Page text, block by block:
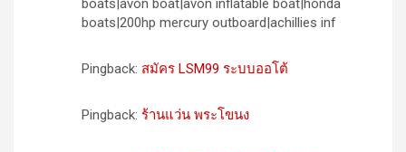
boats|avon boat|avon inflatable boat|honda
boats|200hp mercury outboard|achillies inf
Pingback: สมัคร LSM99 ระบบออโต้
Pingback: ร้านแว่น พระโขนง